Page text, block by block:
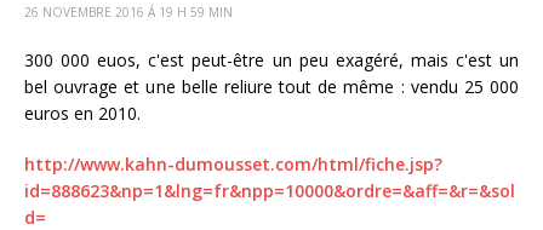
26 NOVEMBRE 2016 Á 19 H 59 MIN
300 000 euos, c'est peut-être un peu exagéré, mais c'est un
bel ouvrage et une belle reliure tout de même : vendu 25 000
euros en 2010.
http://www.kahn-dumousset.com/html/fiche.jsp?
id=888623&np=1&lng=fr&npp=10000&ordre=&aff=&r=&sol
d=